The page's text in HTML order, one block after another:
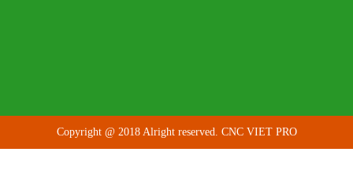
Copyright @ 2018 Alright reserved. CNC VIET PRO